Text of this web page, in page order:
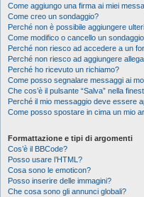
Come aggiungo una firma ai miei
Come creo un sondaggio?
Perché non è possibile aggiungere
Come modifico o cancello un
Perché non riesco ad accedere a un
Perché non riesco ad aggiungere
Perché ho ricevuto un richiamo?
Come posso segnalare messaggi ai
Che cos’è il pulsante “Salva” nella
Perché il mio messaggio deve essere
Come posso spostare in cima un mio
Formattazione e tipi di argomenti
Cos’è il BBCode?
Posso usare l’HTML?
Cosa sono le emoticon?
Posso inserire delle immagini?
Che cosa sono gli annunci globali?